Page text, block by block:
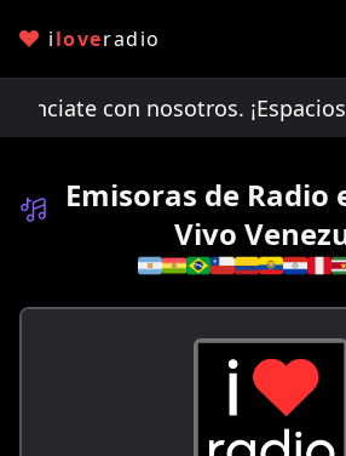
iloveradio
con nosotros.
Emisoras de Radio
Vivo